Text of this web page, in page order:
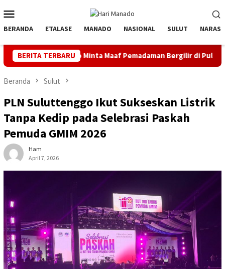
ke
kontenMobile
BERANDA ETALASE MANADO NASIONAL SULUT NARASI
BERITA TERBARU
Minta Maaf Pemadaman Bergilir di Pulau Bunaken, Minggu
Beranda Sulut
PLN Suluttenggo Ikut Sukseskan Listrik
Tanpa Kedip pada Selebrasi Paskah
Pemuda GMIM 2026
Ham
April 7, 2026